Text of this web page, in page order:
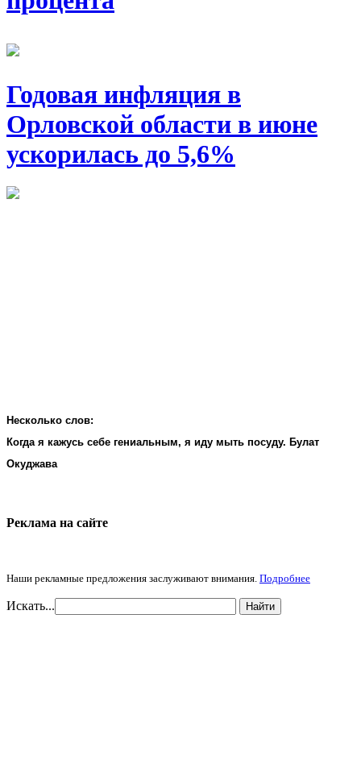
Годовая инфляция в
Орловской области в июне
ускорилась до 5,6%
Несколько слов:
Когда я кажусь себе гениальным, я иду мыть посуду. Булат
Окуджава
Реклама на cайте
Наши рекламные предложения заслуживают внимания. Подробнее
Искать... Найти